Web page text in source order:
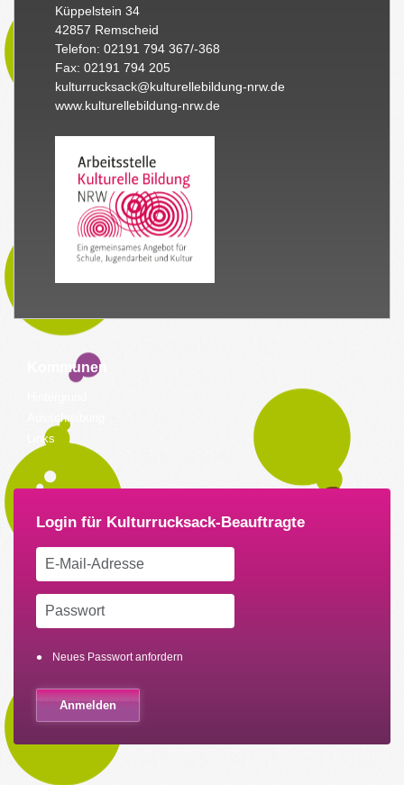
Küppelstein 34
42857 Remscheid
Telefon: 02191 794 367/-368
Fax: 02191 794 205
kulturrucksack@kulturellebildung-nrw.de
www.kulturellebildung-nrw.de
Kommunen
Ausschreibung
Links
Neues Passwort anfordern